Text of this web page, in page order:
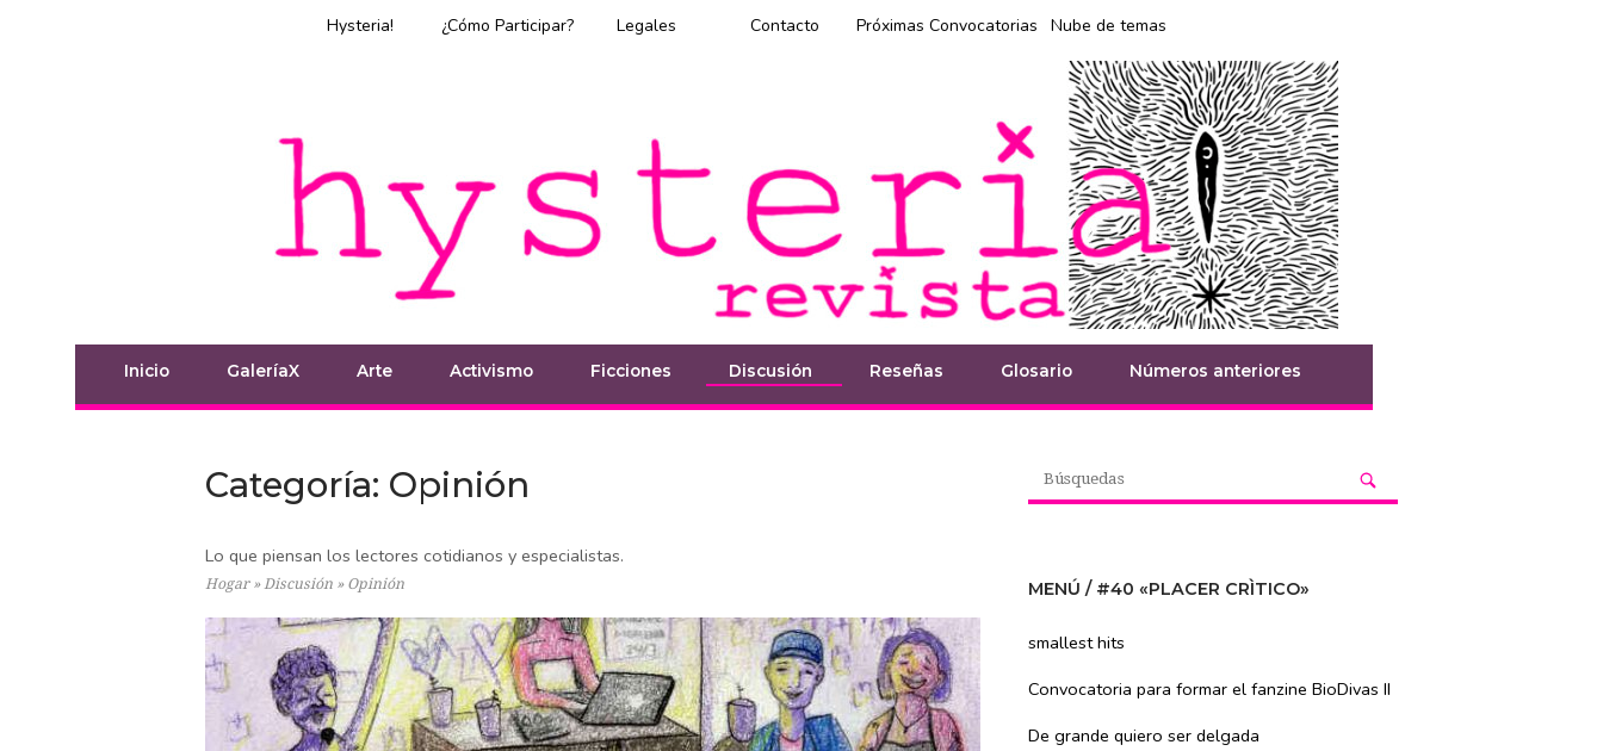
Hysteria! ¿Cómo Participar? Legales Contacto Próximas Convocatorias Nube de temas
Inicio GaleríaX Arte Activismo Ficciones Discusión Reseñas Glosario Números anteriores
Categoría: Opinión
Lo que piensan los lectores cotidianos y especialistas.
Hogar » Discusión »Opinión MENÚ / #40 «PLACER CRÌTICO»
smallest hits
Convocatoria para formar el fanzine BioDivas II
De grande quiero ser delgada